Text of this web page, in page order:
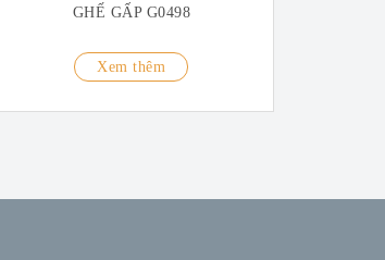
GHẾ GẤP G0498
Xem thêm